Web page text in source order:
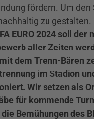
fördern. Um den
zu gestalten.
EURO 2024 soll der
aller Zeiten
dem Trenn-Bären
im Stadion
Wir setzen als
für kommende
Bemühungen des